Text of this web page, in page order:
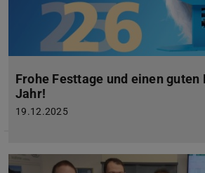
Frohe Festtage und einen guten
Jahr!
19.12.2025